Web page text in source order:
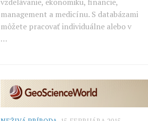
management a medicínu. S databázami
môžete pracovať individuálne alebo v
…